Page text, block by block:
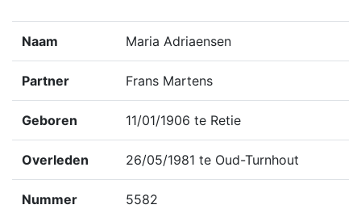
Naam Maria Adriaensen
Partner Frans Martens
Geboren 11/01/1906 te Retie
Overleden 26/05/1981 te Oud-Turnhout
Nummer 5582